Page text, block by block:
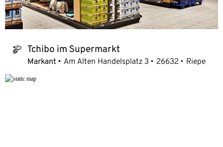
tchibo_logo Tchibo im Supermarkt
Markant Am Alten Handelsplatz 3 26632 Riepe